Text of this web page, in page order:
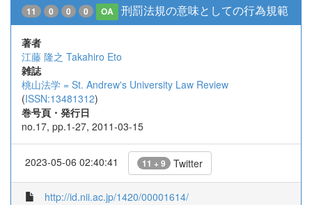
11 0 0 0 OA 刑罰法規の意味としての行為規範
著者
江藤 隆之 Takahiro Eto
雑誌
桃山法学 = St. Andrew's University Law Review
(ISSN:13481312)
巻号頁・発行日
no.17, pp.1-27, 2011-03-15
2023-05-06 02:40:41 11 + 9 Twitter
http://id.nii.ac.jp/1420/00001614/